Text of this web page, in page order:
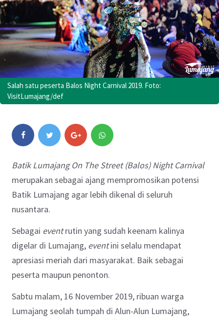
Salah satu peserta Balos Night Carnival 2019. Foto:
VisitLumajang/def
Batik Lumajang On The Street (Balos) Night Carnival
merupakan sebagai ajang mempromosikan potensi
Batik Lumajang agar lebih dikenal di seluruh
nusantara.
Sebagai eventrutin yang sudah keenam kalinya
digelar di Lumajang, eventini selalu mendapat
apresiasi meriah dari masyarakat. Baik sebagai
peserta maupun penonton.
Sabtu malam, 16 November 2019, ribuan warga
Lumajang seolah tumpah di Alun-Alun Lumajang,